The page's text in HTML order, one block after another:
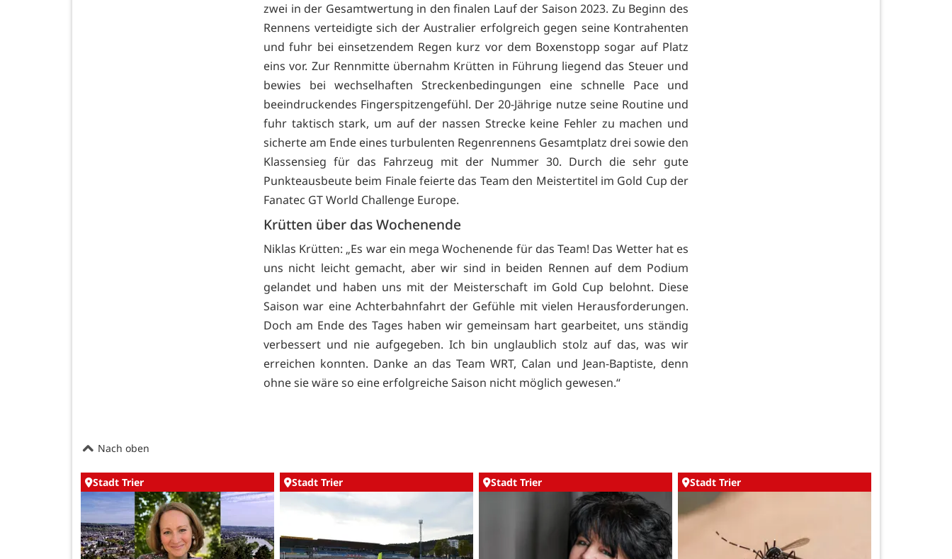
zwei in der Gesamtwertung in den finalen Lauf der Saison 2023. Zu Beginn des
Rennens verteidigte sich der Australier erfolgreich gegen seine Kontrahenten
und fuhr bei einsetzendem Regen kurz vor dem Boxenstopp sogar auf Platz
eins vor. Zur Rennmitte übernahm Krütten in Führung liegend das Steuer und
bewies bei wechselhaften Streckenbedingungen eine schnelle Pace und
beeindruckendes Fingerspitzengefühl. Der 20-Jährige nutze seine Routine und
fuhr taktisch stark, um auf der nassen Strecke keine Fehler zu machen und
sicherte am Ende eines turbulenten Regenrennens Gesamtplatz drei sowie den
Klassensieg für das Fahrzeug mit der Nummer 30. Durch die sehr gute
Punkteausbeute beim Finale feierte das Team den Meistertitel im Gold Cup der
Fanatec GT World Challenge Europe.
Krütten über das Wochenende
Niklas Krütten: „Es war ein mega Wochenende für das Team! Das Wetter hat es
uns nicht leicht gemacht, aber wir sind in beiden Rennen auf dem Podium
gelandet und haben uns mit der Meisterschaft im Gold Cup belohnt. Diese
Saison war eine Achterbahnfahrt der Gefühle mit vielen Herausforderungen.
Doch am Ende des Tages haben wir gemeinsam hart gearbeitet, uns ständig
verbessert und nie aufgegeben. Ich bin unglaublich stolz auf das, was wir
erreichen konnten. Danke an das Team WRT, Calan und Jean-Baptiste, denn
ohne sie wäre so eine erfolgreiche Saison nicht möglich gewesen.“
Nach oben
Stadt Trier Stadt Trier Stadt Trier Stadt Trier